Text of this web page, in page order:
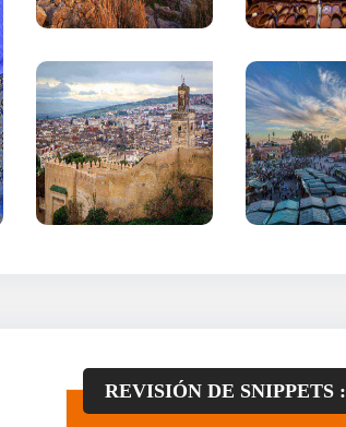
REVISIÓN DE SNIPPETS :